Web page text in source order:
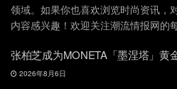
领域。如果你也喜欢浏览时尚资讯，
内容感兴趣！欢迎关注潮流情报网的
张柏芝成为MONETA「墨涅塔」黄
2026年8月6日